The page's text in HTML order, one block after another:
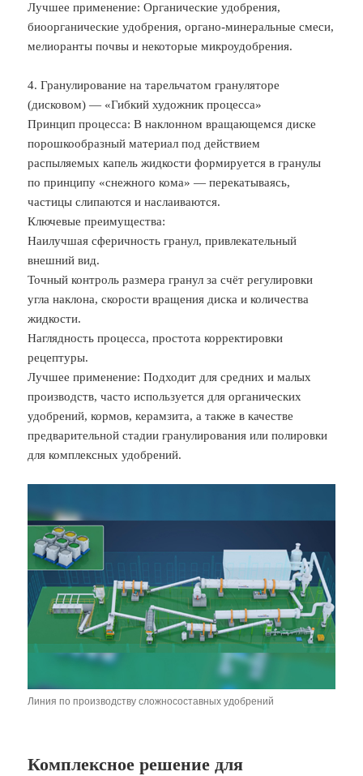
Лучшее применение: Органические удобрения,
биоорганические удобрения, органо-минеральные смеси,
мелиоранты почвы и некоторые микроудобрения.
4. Гранулирование на тарельчатом грануляторе
(дисковом) — «Гибкий художник процесса»
Принцип процесса: В наклонном вращающемся диске
порошкообразный материал под действием
распыляемых капель жидкости формируется в гранулы
по принципу «снежного кома» — перекатываясь,
частицы слипаются и наслаиваются.
Ключевые преимущества:
Наилучшая сферичность гранул, привлекательный
внешний вид.
Точный контроль размера гранул за счёт регулировки
угла наклона, скорости вращения диска и количества
жидкости.
Наглядность процесса, простота корректировки
рецептуры.
Лучшее применение: Подходит для средних и малых
производств, часто используется для органических
удобрений, кормов, керамзита, а также в качестве
предварительной стадии гранулирования или полировки
для комплексных удобрений.
Линия по производству сложносоставных удобрений
Комплексное решение для